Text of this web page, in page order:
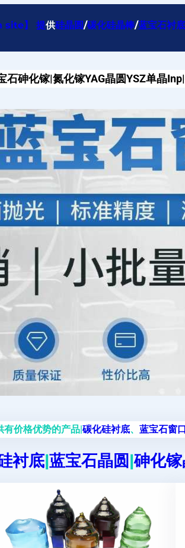
site】 提供硅晶圆/碳化硅晶棒/蓝宝石衬底
石砷化镓|氮化镓YAG晶圆YSZ单晶
有价格优势的产品|碳化硅衬底、 蓝宝石窗
衬底|蓝宝石晶圆|砷化镓